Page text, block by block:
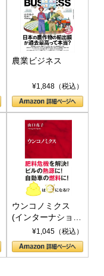
農業ビジネス
¥1,848（税込）
ウンコノミクス
(インターナショナ
ル新書)¥1,045（税込）